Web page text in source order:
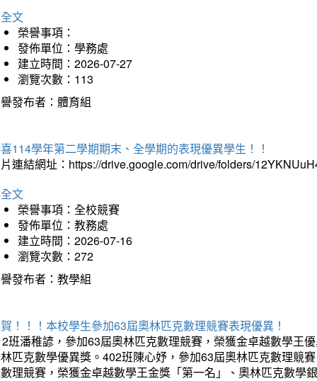
文
榮譽事項：
發佈單位：學務處
建立時間：2026-07-27
瀏覽次數：113
發布者：體育組
114學年第二學期期末、全學期的表現優異學生！！
連結網址：https://drive.google.com/drive/folders/
文
榮譽事項：全校競賽
發佈單位：教務處
建立時間：2026-07-16
瀏覽次數：272
發布者：教學組
！！！本校學生參加63屆奧林匹克數理競賽表現優異！
班潘稚諺，參加63屆奧林匹克數理競賽，榮獲金卓越數學王
匹克數學優異獎。402班陳心妤，參加63屆奧林匹克數理競
理競賽，榮獲金卓越數學王金獎「第一名」、奧林匹克數學